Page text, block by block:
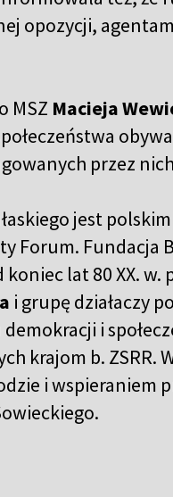
opozycji,
MSZ Macieja
przez
jest
Forum. Fundacja
koniec lat 80 XX.
i grupę działaczy
demokracji i
krajom b. ZSRR.
i wspieraniem